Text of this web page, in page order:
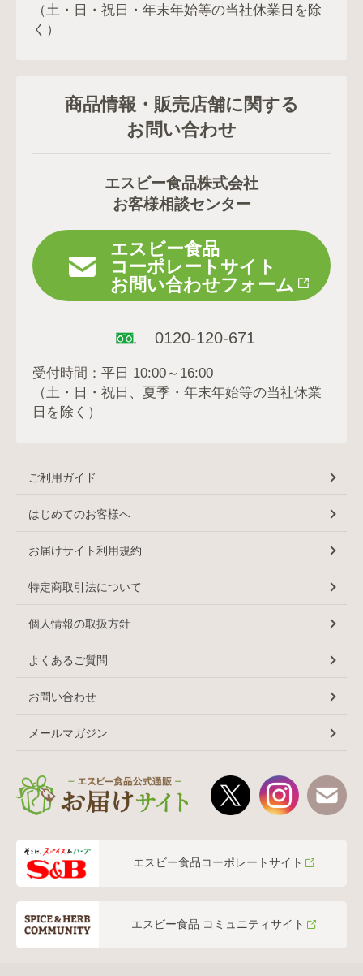
（土・日・祝日・年末年始等の当社休業日を除
く）
商品情報・販売店舗に関する
お問い合わせ
エスビー食品株式会社
お客様相談センター
エスビー食品
コーポレートサイト
お問い合わせフォーム
0120-120-671
受付時間：平日 10:00～16:00
（土・日・祝日、夏季・年末年始等の当社休業
日を除く）
ご利用ガイド
はじめてのお客様へ
お届けサイト利用規約
特定商取引法について
個人情報の取扱方針
よくあるご質問
お問い合わせ
メールマガジン
エスビー食品コーポレートサイト
エスビー食品 コミュニティサイト